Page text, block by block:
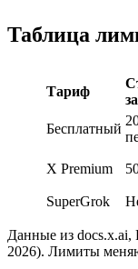
Таблица
Тариф
Бесплатный
X Premium
SuperGrok
Данные из docs.x.ai,
2026). Лимиты